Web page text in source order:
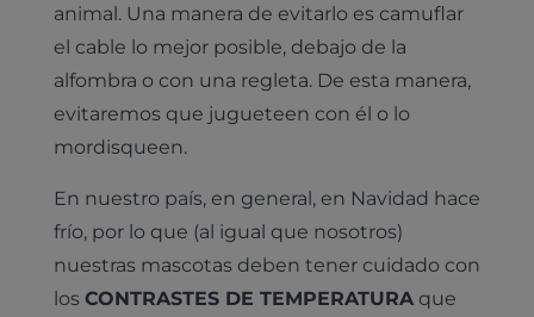
animal. Una manera de evitarlo es camuflar
el cable lo mejor posible, debajo de la
alfombra o con una regleta. De esta manera,
evitaremos que jugueteen con él o lo
mordisqueen.
En nuestro país, en general, en Navidad hace
frío, por lo que (al igual que nosotros)
nuestras mascotas deben tener cuidado con
los CONTRASTES DE TEMPERATURAque